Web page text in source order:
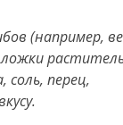
(например,
соль, перец,